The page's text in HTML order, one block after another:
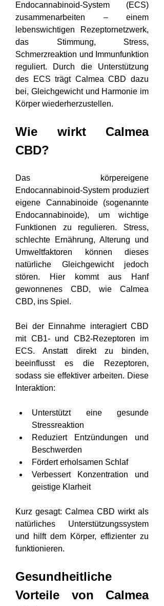
Endocannabinoid-System (ECS)
zusammenarbeiten – einem
lebenswichtigen Rezeptornetzwerk,
das Stimmung, Stress,
Schmerzreaktion und Immunfunktion
reguliert. Durch die Unterstützung
des ECS trägt Calmea CBD dazu
bei, Gleichgewicht und Harmonie im
Körper wiederherzustellen.
Wie wirkt Calmea
CBD?
Das körpereigene
Endocannabinoid-System produziert
eigene Cannabinoide (sogenannte
Endocannabinoide), um wichtige
Funktionen zu regulieren. Stress,
schlechte Ernährung, Alterung und
Umweltfaktoren können dieses
natürliche Gleichgewicht jedoch
stören. Hier kommt aus Hanf
gewonnenes CBD, wie Calmea
CBD, ins Spiel.
Bei der Einnahme interagiert CBD
mit CB1- und CB2-Rezeptoren im
ECS. Anstatt direkt zu binden,
beeinflusst es die Rezeptoren,
sodass sie effektiver arbeiten. Diese
Interaktion:
Unterstützt eine gesunde
Stressreaktion
Reduziert Entzündungen und
Beschwerden
Fördert erholsamen Schlaf
Verbessert Konzentration und
geistige Klarheit
Kurz gesagt: Calmea CBD wirkt als
natürliches Unterstützungssystem
und hilft dem Körper, effizienter zu
funktionieren.
Gesundheitliche
Vorteile von Calmea